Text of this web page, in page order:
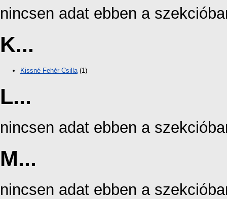
nincsen adat ebben a
K...
Kissné Fehér Csilla(1)
L...
nincsen adat ebben a
M...
nincsen adat ebben a